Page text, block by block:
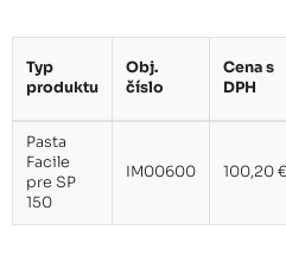
Typ
produktu
Obj.
číslo
Cena s
DPH
Pasta
Facile
pre SP
150
IM00600 100,20 €